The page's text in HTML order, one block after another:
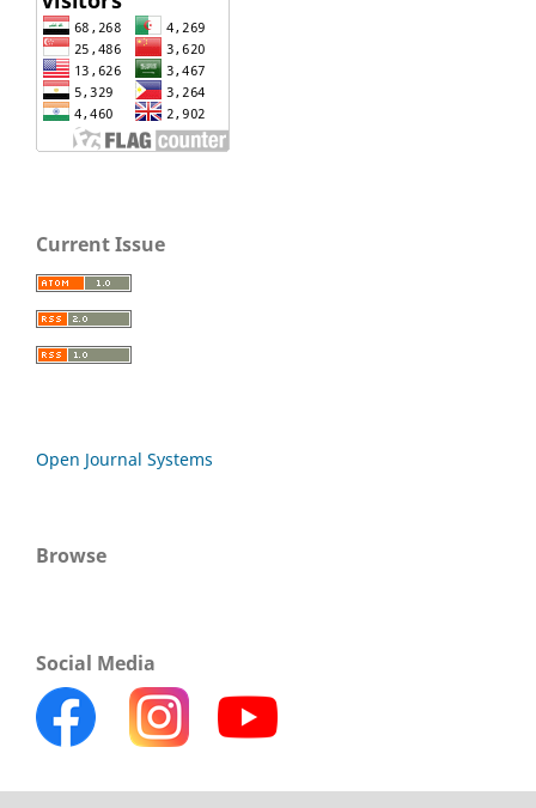
Current Issue
Open Journal Systems
Browse
Social Media